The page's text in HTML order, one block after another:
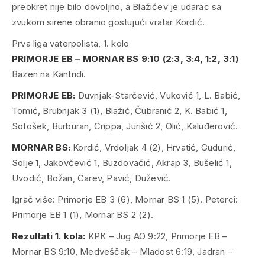
preokret nije bilo dovoljno, a Blažićev je udarac sa
zvukom sirene obranio gostujući vratar Kordić.
Prva liga vaterpolista, 1. kolo
PRIMORJE EB – MORNAR BS 9:10 (2:3, 3:4, 1:2, 3:1)
Bazen na Kantridi.
PRIMORJE EB: Duvnjak-Starčević, Vuković 1, L. Babić,
Tomić, Brubnjak 3 (1), Blažić, Čubranić 2, K. Babić 1,
Sotošek, Burburan, Crippa, Jurišić 2, Olić, Kaluđerović.
MORNAR BS: Kordić, Vrdoljak 4 (2), Hrvatić, Gudurić,
Solje 1, Jakovčević 1, Buzdovačić, Akrap 3, Bušelić 1,
Uvodić, Božan, Carev, Pavić, Dužević.
Igrač više: Primorje EB 3 (6), Mornar BS 1 (5). Peterci:
Primorje EB 1 (1), Mornar BS 2 (2).
Rezultati 1. kola: KPK – Jug AO 9:22, Primorje EB –
Mornar BS 9:10, Medveščak – Mladost 6:19, Jadran –